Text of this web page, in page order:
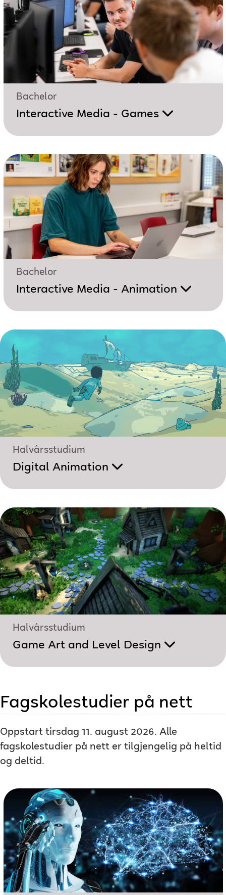
Bachelor
Interactive Media - Games
Bachelor
Interactive Media - Animation
Halvårsstudium
Digital Animation
Halvårsstudium
Game Art and Level Design
Fagskolestudier på nett
Oppstart tirsdag 11. august 2026. Alle
fagskolestudier på nett er tilgjengelig på heltid
og deltid.